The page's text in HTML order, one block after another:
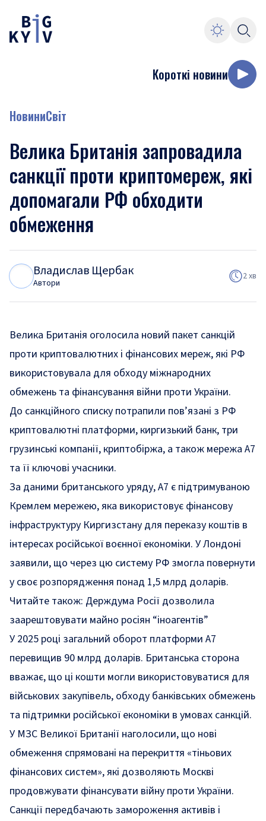
Короткі новини
НовиниСвіт
Велика Британія запровадила
санкції проти криптомереж, які
допомагали РФ обходити
обмеження
Владислав Щербак
Автори
2 хв
Велика Британія оголосила новий пакет санкцій
проти криптовалютних і фінансових мереж, які РФ
використовувала для обходу міжнародних
обмежень та фінансування війни проти України.
До санкційного списку потрапили пов’язані з РФ
криптовалютні платформи, киргизький банк, три
грузинські компанії, криптобіржа, а також мережа A7
та її ключові учасники.
За даними британського уряду, A7 є підтримуваною
Кремлем мережею, яка використовує фінансову
інфраструктуру Киргизстану для переказу коштів в
інтересах російської воєнної економіки. У Лондоні
заявили, що через цю систему РФ змогла повернути
у своє розпорядження понад 1,5 млрд доларів.
Читайте також: Держдума Росії дозволила
заарештовувати майно росіян “іноагентів”
У 2025 році загальний оборот платформи A7
перевищив 90 млрд доларів. Британська сторона
вважає, що ці кошти могли використовуватися для
військових закупівель, обходу банківських обмежень
та підтримки російської економіки в умовах санкцій.
У МЗС Великої Британії наголосили, що нові
обмеження спрямовані на перекриття «тіньових
фінансових систем», які дозволяють Москві
продовжувати фінансувати війну проти України.
Санкції передбачають замороження активів і